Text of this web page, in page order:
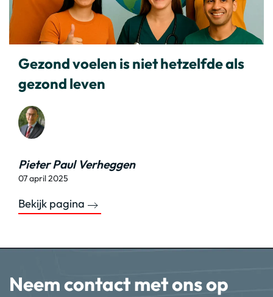
Gezond voelen is niet hetzelfde als
gezond leven
Pieter Paul Verheggen
07 april 2025
Bekijk pagina
Neem contact met ons op